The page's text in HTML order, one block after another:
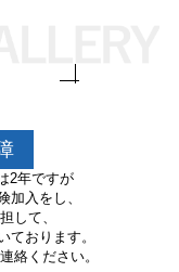
2年ですが
加入をし、
して、
ております。
絡ください。